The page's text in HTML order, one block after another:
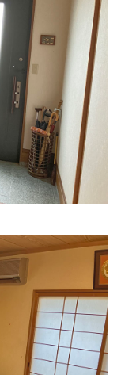
で見る
ップで見る
マップで見る